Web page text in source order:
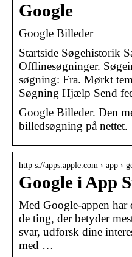
Google
Google Billeder
Startside Søgehistorik
Offlinesøgninger.
søgning: Fra. Mørkt
Søgning Hjælp Send
Google Billeder. Den
billedsøgning på nettet.
http s://apps.apple.com › app ›
Google i App
Med Google-appen
de ting, der betyder
svar, udforsk dine
med …